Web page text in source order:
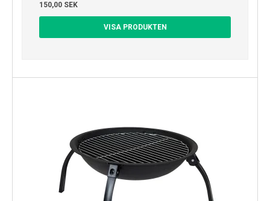
150,00 SEK
VISA PRODUKTEN